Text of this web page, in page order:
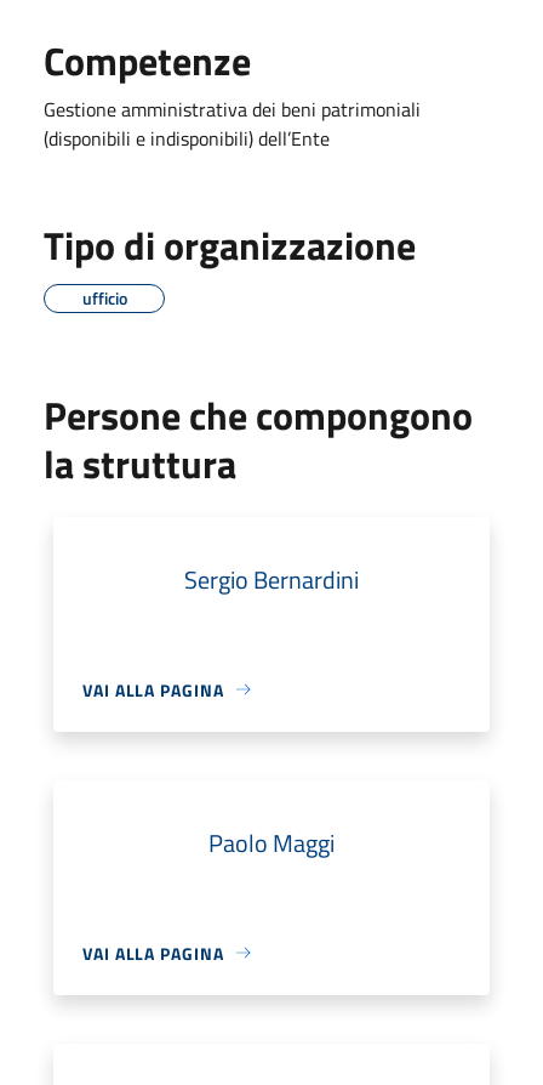
Competenze
Gestione amministrativa dei beni patrimoniali
(disponibili e indisponibili) dell’Ente
Tipo di organizzazione
ufficio
Persone che compongono
la struttura
Sergio Bernardini
VAI ALLA PAGINA
Paolo Maggi
VAI ALLA PAGINA